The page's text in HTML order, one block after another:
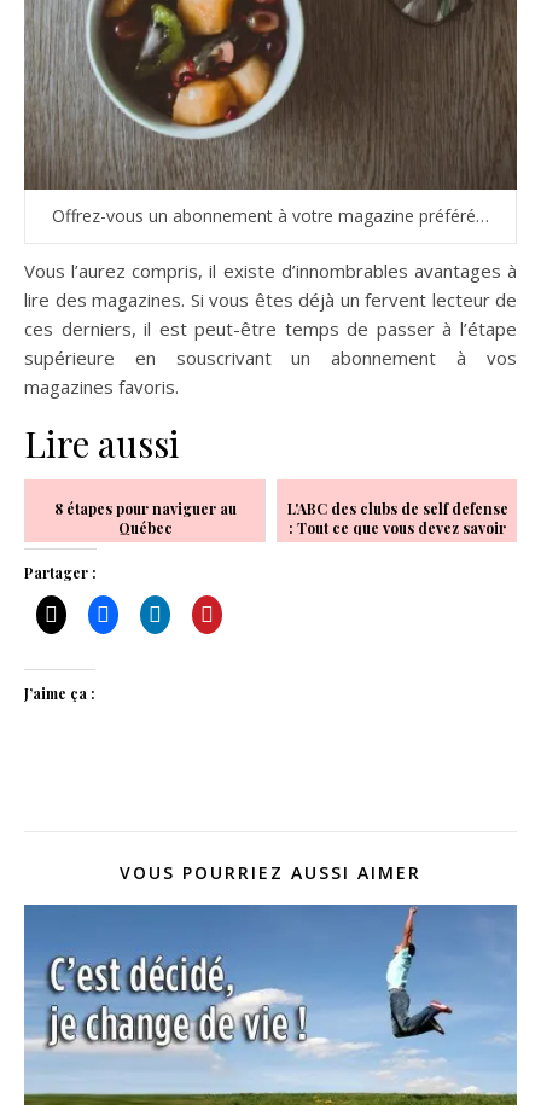
Offrez-vous un abonnement à votre magazine préféré…
Vous l’aurez compris, il existe d’innombrables avantages à
lire des magazines. Si vous êtes déjà un fervent lecteur de
ces derniers, il est peut-être temps de passer à l’étape
supérieure en souscrivant un abonnement à vos
magazines favoris.
Lire aussi
8 étapes pour naviguer au
Québec
L'ABC des clubs de self defense
: Tout ce que vous devez savoir
Partager :
J’aime ça :
VOUS POURRIEZ AUSSI AIMER